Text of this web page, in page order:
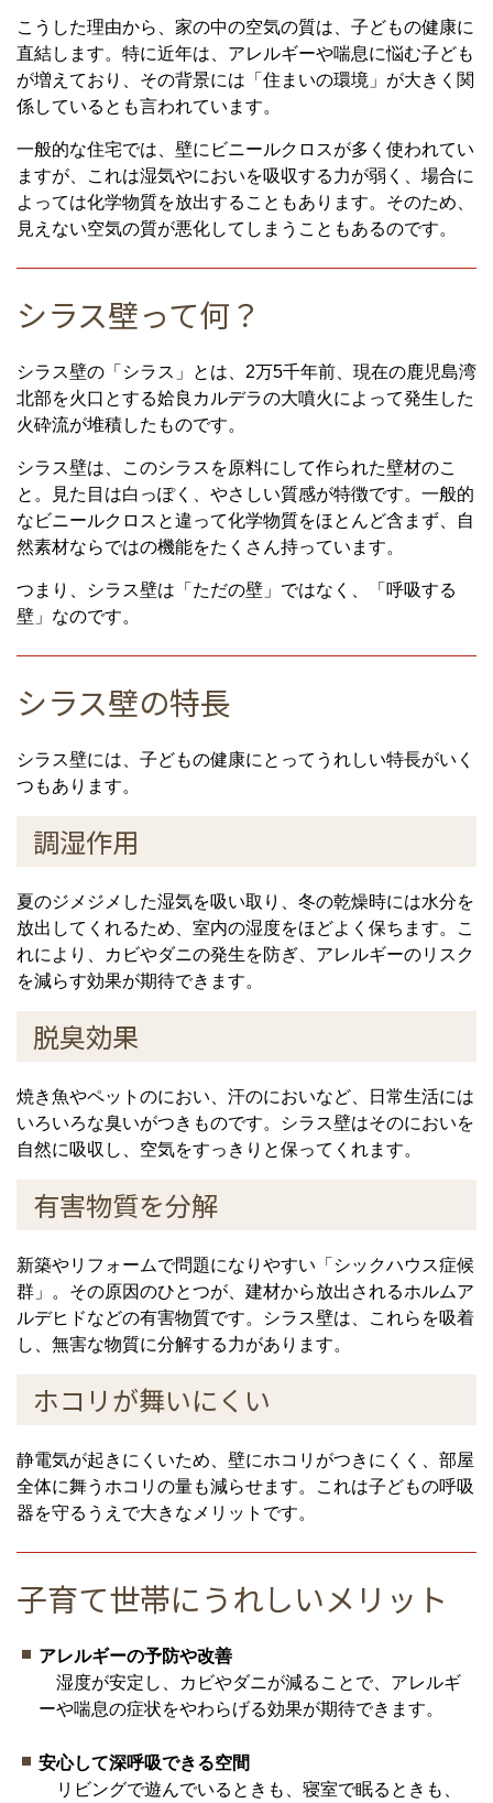
こうした理由から、家の中の空気の質は、子どもの健康に
直結します。特に近年は、アレルギーや喘息に悩む子ども
が増えており、その背景には「住まいの環境」が大きく関
係しているとも言われています。
一般的な住宅では、壁にビニールクロスが多く使われてい
ますが、これは湿気やにおいを吸収する力が弱く、場合に
よっては化学物質を放出することもあります。そのため、
見えない空気の質が悪化してしまうこともあるのです。
シラス壁って何？
シラス壁の「シラス」とは、2万5千年前、現在の鹿児島湾
北部を火口とする姶良カルデラの大噴火によって発生した
火砕流が堆積したものです。
シラス壁は、このシラスを原料にして作られた壁材のこ
と。見た目は白っぽく、やさしい質感が特徴です。一般的
なビニールクロスと違って化学物質をほとんど含まず、自
然素材ならではの機能をたくさん持っています。
つまり、シラス壁は「ただの壁」ではなく、「呼吸する
壁」なのです。
シラス壁の特長
シラス壁には、子どもの健康にとってうれしい特長がいく
つもあります。
調湿作用
夏のジメジメした湿気を吸い取り、冬の乾燥時には水分を
放出してくれるため、室内の湿度をほどよく保ちます。こ
れにより、カビやダニの発生を防ぎ、アレルギーのリスク
を減らす効果が期待できます。
脱臭効果
焼き魚やペットのにおい、汗のにおいなど、日常生活には
いろいろな臭いがつきものです。シラス壁はそのにおいを
自然に吸収し、空気をすっきりと保ってくれます。
有害物質を分解
新築やリフォームで問題になりやすい「シックハウス症候
群」。その原因のひとつが、建材から放出されるホルムア
ルデヒドなどの有害物質です。シラス壁は、これらを吸着
し、無害な物質に分解する力があります。
ホコリが舞いにくい
静電気が起きにくいため、壁にホコリがつきにくく、部屋
全体に舞うホコリの量も減らせます。これは子どもの呼吸
器を守るうえで大きなメリットです。
子育て世帯にうれしいメリット
アレルギーの予防や改善
湿度が安定し、カビやダニが減ることで、アレルギ
ーや喘息の症状をやわらげる効果が期待できます。
安心して深呼吸できる空間
リビングで遊んでいるときも、寝室で眠るときも、